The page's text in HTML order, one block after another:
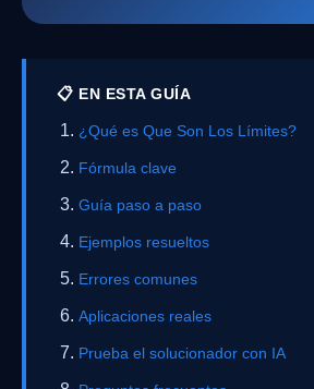
📋 EN ESTA GUÍA
¿Qué es Que Son Los Límites?
Fórmula clave
Guía paso a paso
Ejemplos resueltos
Errores comunes
Aplicaciones reales
Prueba el solucionador con IA